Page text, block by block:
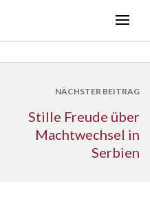
NÄCHSTER BEITRAG
Stille Freude über
Machtwechsel in
Serbien